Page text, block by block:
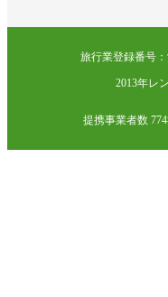
旅行業登録番号
2013年レ
提携事業者数